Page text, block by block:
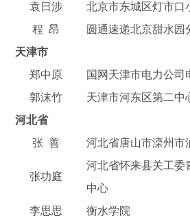
袁日涉
北京市东城区灯市口
程 昂
圆通速递北京甜水园
天津市
郑中原
国网天津市电力公司
郭沫竹
天津市河东区第二中
河北省
张 善
河北省唐山市滦州市
张功庭
河北省怀来县关工委
中心
李思思
衡水学院